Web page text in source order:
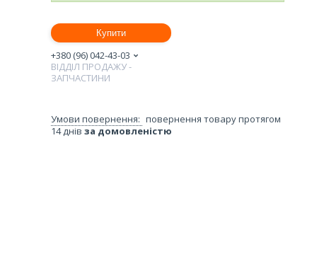
Купити
+380 (96) 042-43-03
ВІДДІЛ ПРОДАЖУ -
ЗАПЧАСТИНИ
повернення товару протягом
14 днів за домовленістю